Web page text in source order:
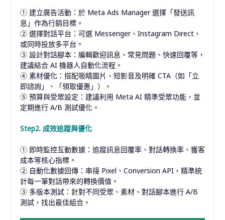
① 建立廣告活動：於 Meta Ads Manager 選擇「發送訊
息」作為行銷目標。
② 選擇對話平台：可選 Messenger、Instagram Direct，
或同時投放多平台。
③ 設計對話腳本：編輯歡迎訊息、常見問題、快速回覆等，
建議結合 AI 機器人自動化流程。
④ 素材優化：搭配吸睛圖片、短影音及明確 CTA（如「立
即諮詢」、「領取優惠」）。
⑤ 預算與受眾設定：建議利用 Meta AI 精準受眾功能，並
定期進行 A/B 測試優化。
Step2. 成效追蹤與優化
① 即時監控互動數據：追蹤訊息回覆率、對話轉換率、獲客
成本等核心指標。
② 自動化數據回傳：串接 Pixel、Conversion API，精準統
計每一筆對話帶來的轉換價值。
③ 多版本測試：針對不同受眾、素材、對話腳本進行 A/B
測試，找出最佳組合。